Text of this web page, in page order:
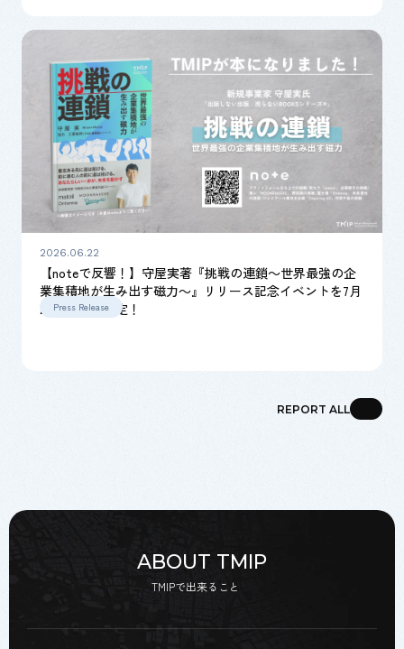
2026.06.22
【noteで反響！】守屋実著『挑戦の連鎖～世界最強の企
業集積地が生み出す磁力～』リリース記念イベントを7月
22日に開催決定！
Press Release
REPORT ALL
ABOUT TMIP
TMIPで出来ること